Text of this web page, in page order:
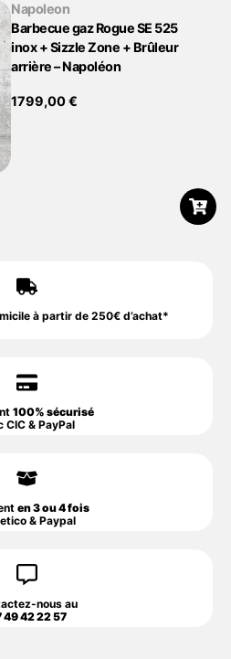
Napoleon
Barbecue gaz Rogue SE 525
inox + Sizzle Zone + Brûleur
arrière – Napoléon
1799,00€
à partir de 250€ d’achat*
100% sécurisé
CIC & PayPal
en 3 ou 4 fois
& Paypal
nous au
49 42 22 57